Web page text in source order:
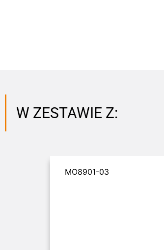
W ZESTAWIE Z:
MO8901-03